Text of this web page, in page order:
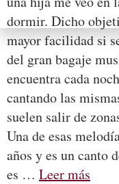
dormir. Dicho
mayor facilidad si
del gran bagaje
encuentra cada
cantando las
suelen salir de
Una de esas
años y es un canto
es … Leer más